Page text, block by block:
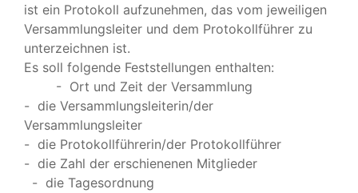
ist ein Protokoll aufzunehmen, das vom jeweiligen
Versammlungsleiter und dem Protokollführer zu
unterzeichnen ist.
Es soll folgende Feststellungen enthalten:
- Ort und Zeit der Versammlung
- die Versammlungsleiterin/der
Versammlungsleiter
- die Protokollführerin/der Protokollführer
- die Zahl der erschienenen Mitglieder
- die Tagesordnung